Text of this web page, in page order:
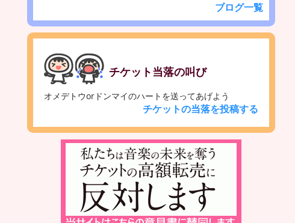
ブログ一覧
チケット当落の叫び
オメデトウorドンマイのハートを送ってあげよう
チケットの当落を投稿する